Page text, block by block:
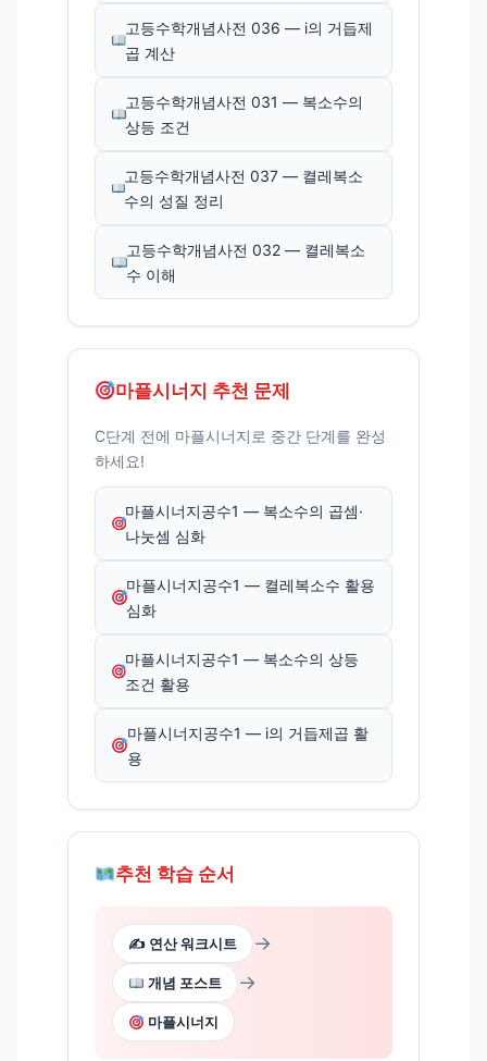
고등수학개념사전 036 — i의 거듭제
곱 계산
고등수학개념사전 031 — 복소수의
상등 조건
고등수학개념사전 037 — 켤레복소
수의 성질 정리
고등수학개념사전 032 — 켤레복소
수 이해
마플시너지 추천 문제
C단계 전에 마플시너지로 중간 단계를 완성
하세요!
마플시너지공수1 — 복소수의 곱셈·
나눗셈 심화
마플시너지공수1 — 켤레복소수 활용
심화
마플시너지공수1 — 복소수의 상등
조건 활용
마플시너지공수1 — i의 거듭제곱 활
용
추천 학습 순서
✍️ 연산 워크시트 →
개념 포스트 →
마플시너지